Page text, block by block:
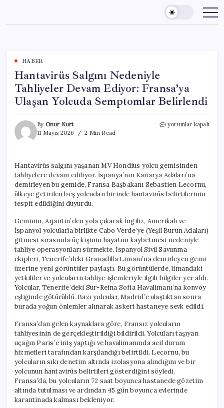
content
HABER
Hantavirüs Salgını Nedeniyle
Tahliyeler Devam Ediyor: Fransa’ya
Ulaşan Yolcuda Semptomlar Belirlendi
By Onur Kurt
11 Mayıs 2026
2 Min Read
Hantavirüs
Ediyor:
Fransa’ya
Ulaşan
Yolcuda
için
yorumlar kapalı
Hantavirüs salgını yaşanan MV Hondius yolcu gemisinden
tahliyelere devam ediliyor. İspanya’nın Kanarya Adaları’na
demirleyen bu gemide, Fransa Başbakanı Sebastien Lecornu,
ülkeye getirilen beş yolcudan birinde hantavirüs belirtilerinin
tespit edildiğini duyurdu.
Geminin, Arjantin’den yola çıkarak İngiliz, Amerikalı ve
İspanyol yolcularla birlikte Cabo Verde’ye (Yeşil Burun Adaları)
gitmesi sırasında üç kişinin hayatını kaybetmesi nedeniyle
tahliye operasyonları sürmekte. İspanyol Sivil Savunma
ekipleri, Tenerife’deki Granadilla Limanı’na demirleyen gemi
üzerine yeni görüntüler paylaştı. Bu görüntülerde, limandaki
yetkililer ve yolcuların tahliye işlemleriyle ilgili bilgiler yer aldı.
Yolcular, Tenerife’deki Sur-Reina Sofia Havalimanı’na konvoy
eşliğinde götürüldü. Bazı yolcular, Madrid’e ulaştıktan sonra
burada yoğun önlemler alınarak askeri hastaneye sevk edildi.
Fransa’dan gelen kaynaklara göre, Fransız yolcuların
tahliyesinin de gerçekleştirildiği bildirildi. Yolcuları taşıyan
uçağın Paris’e iniş yaptığı ve havalimanında acil durum
hizmetleri tarafından karşılandığı belirtildi. Lecornu, bu
yolcuların sıkı denetim altında izolasyona alındığını ve bir
yolcunun hantavirüs belirtileri gösterdiğini söyledi.
Fransa’da, bu yolcuların 72 saat boyunca hastanede gözetim
altında tutulması ve ardından 45 gün boyunca evlerinde
karantinada kalması bekleniyor.